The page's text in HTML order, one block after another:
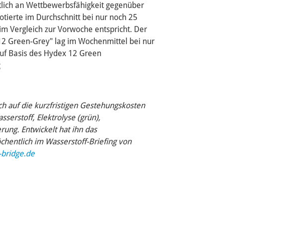
an Wettbewerbsfähigkeit gegenüber
im Durchschnitt bei nur noch 25
Vergleich zur Vorwoche entspricht. Der
Green-Grey" lag im Wochenmittel bei nur
Basis des Hydex 12 Green
auf die kurzfristigen Gestehungskosten
Elektrolyse (grün),
Entwickelt hat ihn das
im Wasserstoff-Briefing von